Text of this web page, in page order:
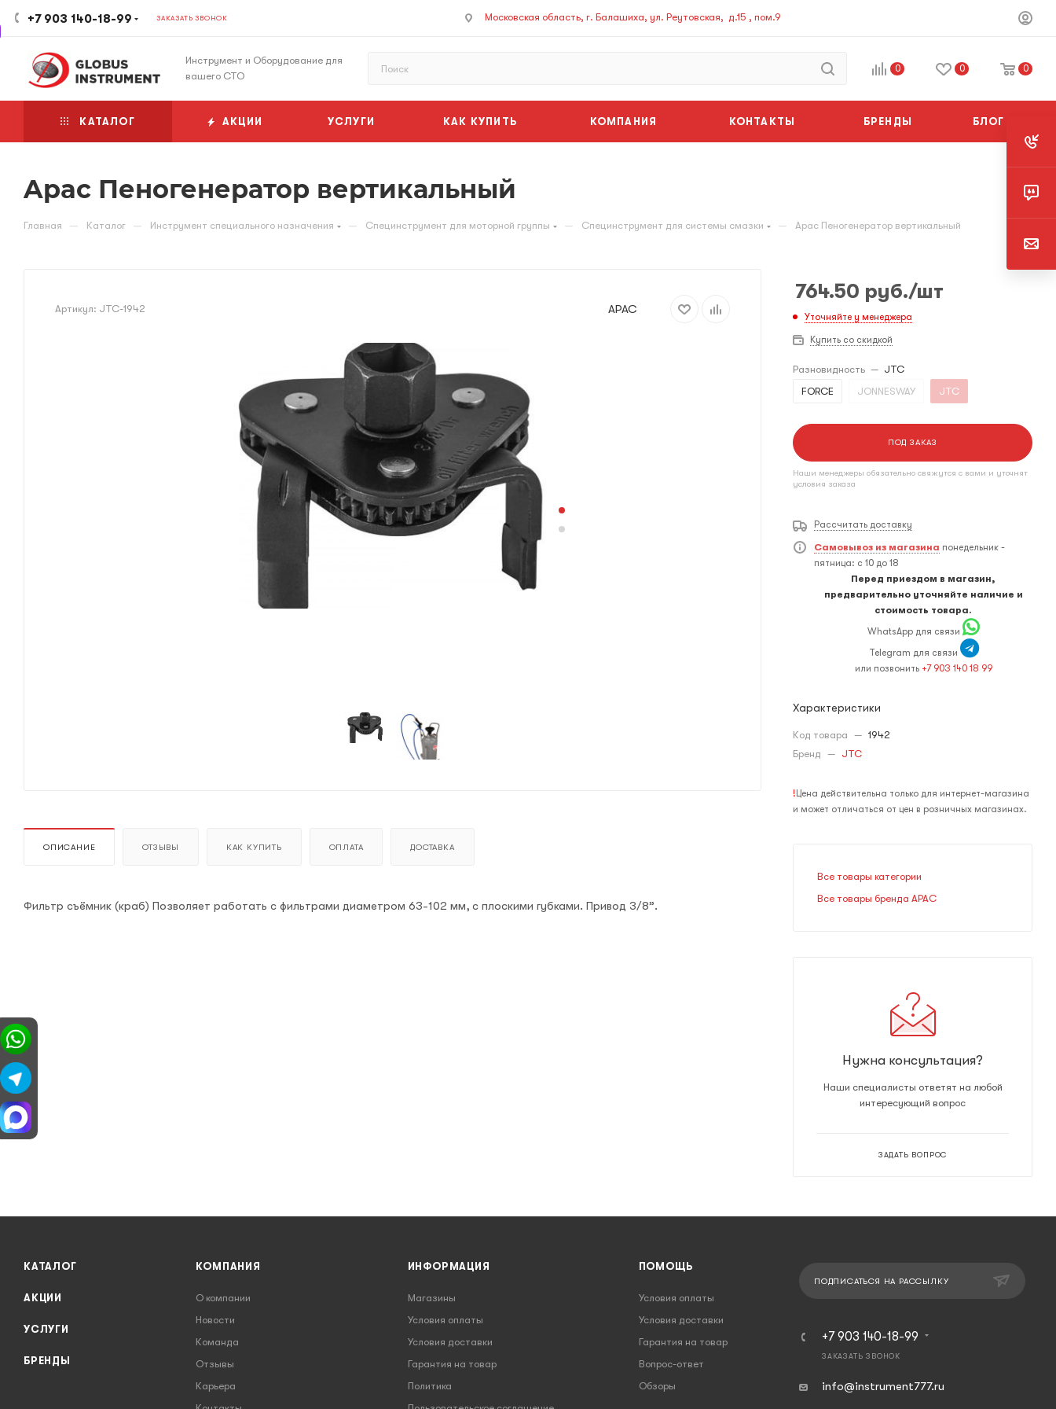
+7 903 140-18-99 ЗАКАЗАТЬ ЗВОНОК Московская область, г. Балашиха, ул. Реутовская, д.15 , пом.9
Инструмент и Оборудование для
вашего СТО
0 0 0
КАТАЛОГ АКЦИИ УСЛУГИ КАК КУПИТЬ КОМПАНИЯ КОНТАКТЫ БРЕНДЫ БЛОГ
Apac Пеногенератор вертикальный
Главная — Каталог — Инструмент специального назначения — Специнструмент для моторной группы — Специнструмент для системы смазки — Apac Пеногенератор вертикальный
Артикул: JTC-1942 APAC
ОПИСАНИЕ ОТЗЫВЫ КАК КУПИТЬ ОПЛАТА ДОСТАВКА
Фильтр съёмник (краб) Позволяет работать с фильтрами диаметром 63-102 мм, с плоскими губками. Привод 3/8”.
764.50 руб./шт
Уточняйте у менеджера
Купить со скидкой
Разновидность — JTC
FORCE
JONNESWAY JTC
ПОД ЗАКАЗ
Наши менеджеры обязательно свяжутся с вами и уточнят
условия заказа
Рассчитать доставку
Самовывоз из магазина понедельник -
пятница: с 10 до 18
Перед приездом в магазин,
предварительно уточняйте наличие и
стоимость товара.
WhatsApp для связи
Telegram для связи
или позвонить +7 903 140 18 99
Характеристики
Код товара — 1942
Бренд — JTC
! Цена действительна только для интернет-магазина
и может отличаться от цен в розничных магазинах.
Все товары категории
Все товары бренда APAC
Нужна консультация?
Наши специалисты ответят на любой
интересующий вопрос
ЗАДАТЬ ВОПРОС
КАТАЛОГ
АКЦИИ
УСЛУГИ
БРЕНДЫ
КОМПАНИЯ
О компании
Новости
Команда
Отзывы
Карьера
ИНФОРМАЦИЯ
Магазины
Условия оплаты
Условия доставки
Гарантия на товар
Политика
ПОМОЩЬ
Условия оплаты
Условия доставки
Гарантия на товар
Вопрос-ответ
Обзоры
ПОДПИСАТЬСЯ НА РАССЫЛКУ
+7 903 140-18-99
ЗАКАЗАТЬ ЗВОНОК
info@instrument777.ru